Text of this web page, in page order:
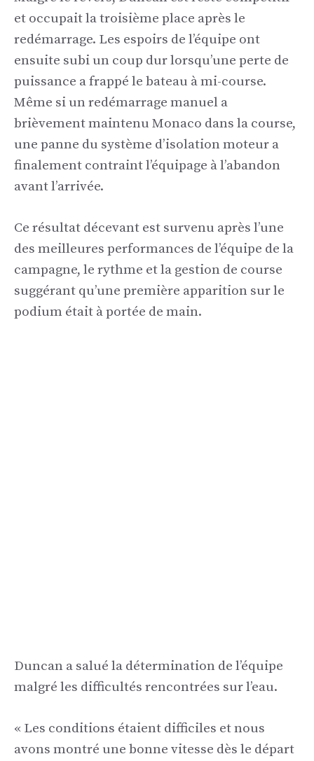
et occupait la troisième place après le
redémarrage. Les espoirs de l’équipe ont
ensuite subi un coup dur lorsqu’une perte de
puissance a frappé le bateau à mi-course.
Même si un redémarrage manuel a
brièvement maintenu Monaco dans la course,
une panne du système d’isolation moteur a
finalement contraint l’équipage à l’abandon
avant l’arrivée.
Ce résultat décevant est survenu après l’une
des meilleures performances de l’équipe de la
campagne, le rythme et la gestion de course
suggérant qu’une première apparition sur le
podium était à portée de main.
Duncan a salué la détermination de l’équipe
malgré les difficultés rencontrées sur l’eau.
« Les conditions étaient difficiles et nous
avons montré une bonne vitesse dès le départ